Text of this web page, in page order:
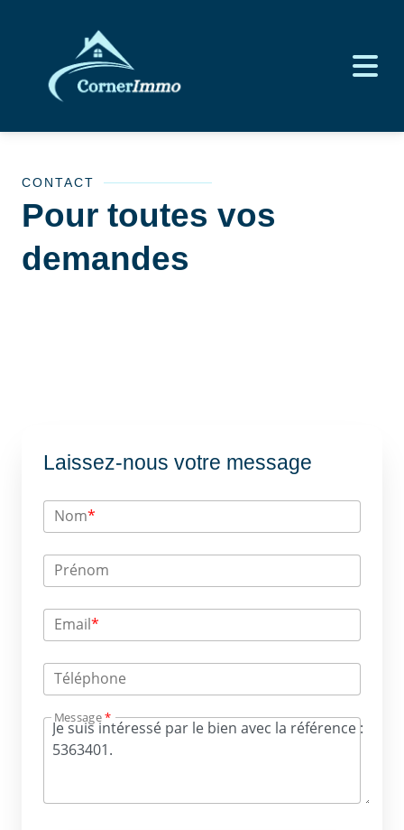
CONTACT
Pour toutes vos
demandes
Laissez-nous votre message
Nom*
Prénom
Email*
Téléphone
Message*